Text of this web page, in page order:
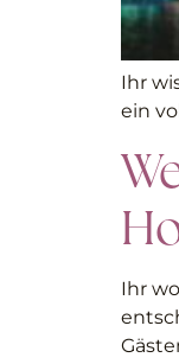
Ihr
ein
Ihr